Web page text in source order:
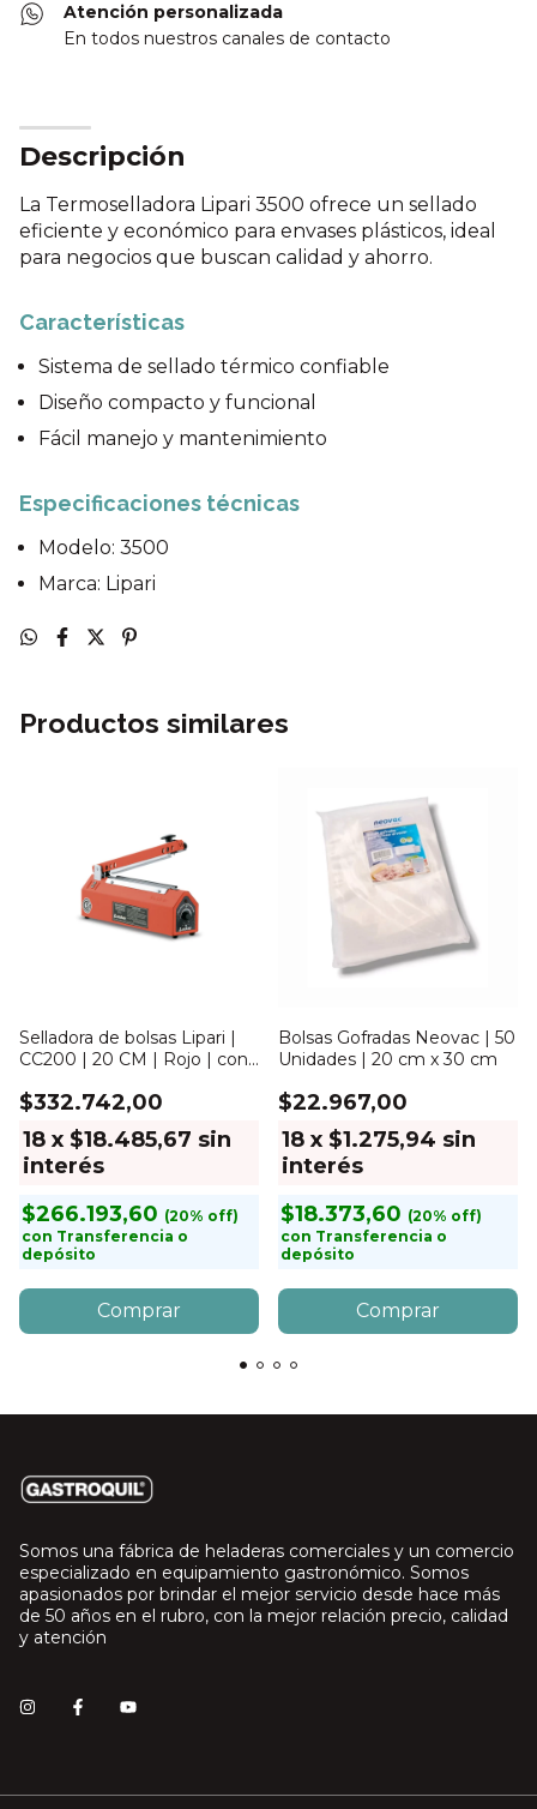
Atención personalizada
En todos nuestros canales de contacto
Descripción
La Termoselladora Lipari 3500 ofrece un sellado
eficiente y económico para envases plásticos, ideal
para negocios que buscan calidad y ahorro.
Características
Sistema de sellado térmico confiable
Diseño compacto y funcional
Fácil manejo y mantenimiento
Especificaciones técnicas
Modelo: 3500
Marca: Lipari
Productos similares
Selladora de bolsas Lipari |
CC200 | 20 CM | Rojo | con
$332.742,00
18 x $18.485,67 sin
interés
$266.193,60
con Transferencia o
depósito
Bolsas Gofradas Neovac | 50
Unidades | 20 cm x 30 cm
$22.967,00
18 x $1.275,94 sin
interés
$18.373,60
con Transferencia o
depósito
Somos una fábrica de heladeras comerciales y un comercio
especializado en equipamiento gastronómico. Somos
apasionados por brindar el mejor servicio desde hace más
de 50 años en el rubro, con la mejor relación precio, calidad
y atención